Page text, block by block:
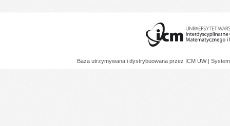
Baza utrzymywana i dystrybuowana przez ICM UW |